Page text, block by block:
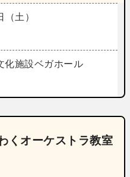
土）
化施設ベガホール
くオーケストラ教室